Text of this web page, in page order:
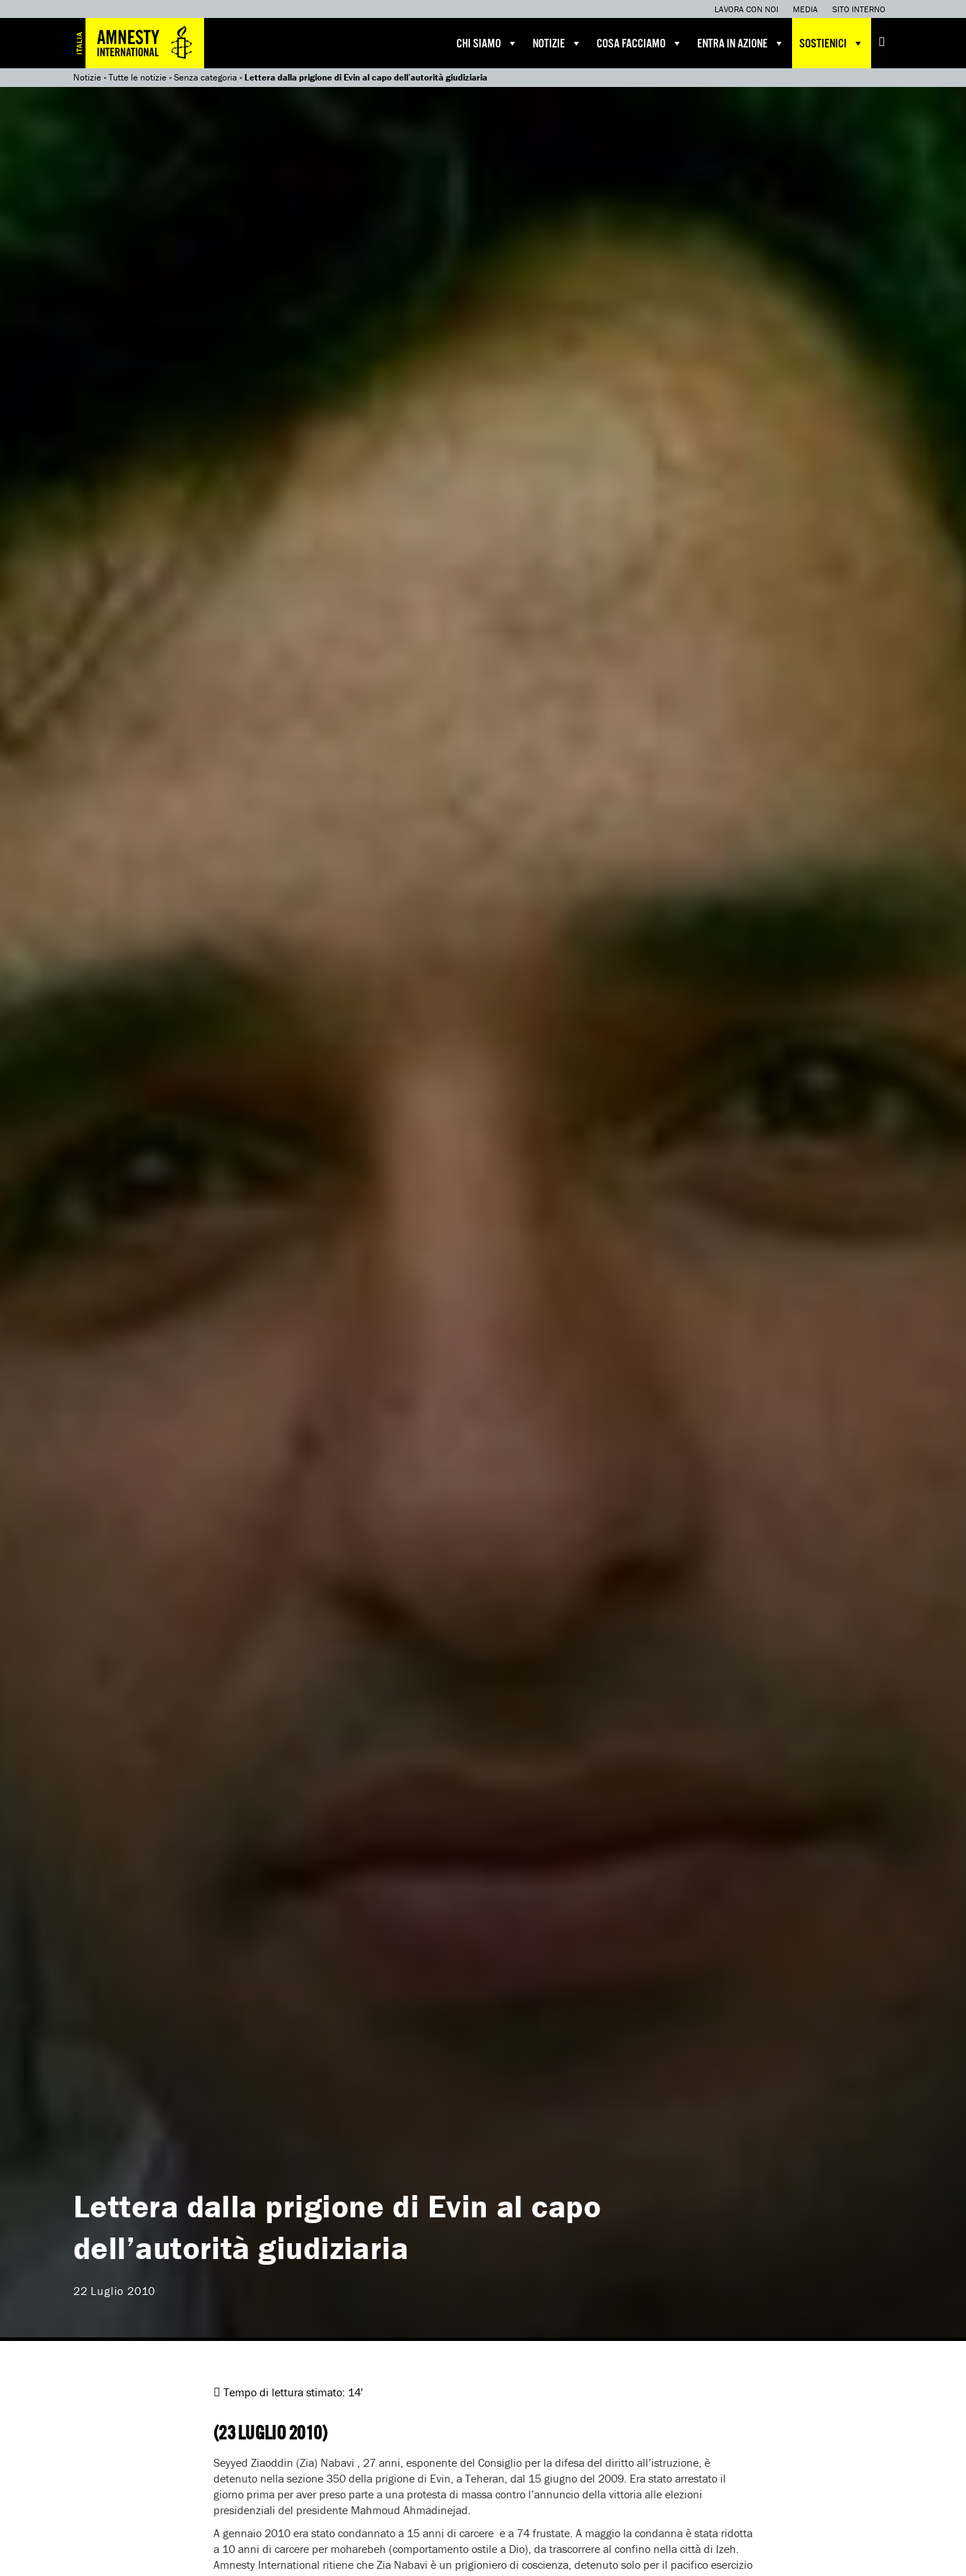
LAVORA CON NOI MEDIA SITO INTERNO
CHI SIAMO NOTIZIE COSA FACCIAMO ENTRA IN AZIONE SOSTIENICI
Notizie»Tutte le notizie»Senza categoria »Lettera dalla prigione di Evin al capo dell’autorità giudiziaria
Lettera dalla prigione di Evin al capo
dell’autorità giudiziaria
22 Luglio 2010
Tempo di lettura stimato: 14'
(23 LUGLIO 2010)
Seyyed Ziaoddin (Zia) Nabavi , 27 anni, esponente del Consiglio per la difesa del diritto all’istruzione, è
detenuto nella sezione 350 della prigione di Evin, a Teheran, dal 15 giugno del 2009. Era stato arrestato il
giorno prima per aver preso parte a una protesta di massa contro l’annuncio della vittoria alle elezioni
presidenziali del presidente Mahmoud Ahmadinejad.
A gennaio 2010 era stato condannato a 15 anni di carcere e a 74 frustate. A maggio la condanna è stata ridotta
a 10 anni di carcere per moharebeh (comportamento ostile a Dio), da trascorrere al confino nella città di Izeh.
Amnesty International ritiene che Zia Nabavi è un prigioniero di coscienza, detenuto solo per il pacifico esercizio